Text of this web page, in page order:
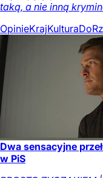
taką, a nie inną
OpinieKrajKultura
Dwa sensacyjne
w PiS